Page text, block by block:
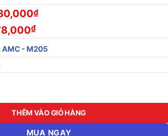
₫
₫
AMC - M205
AMC - M205 số lượng
THÊM VÀO GIỎ HÀNG
MUA NGAY